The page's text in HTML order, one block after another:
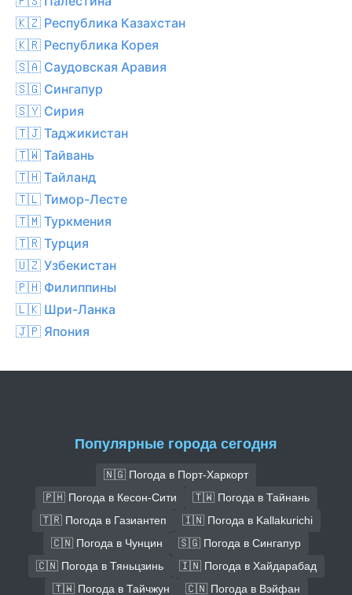
🇰🇿 Республика Казахстан
🇰🇷 Республика Корея
🇸🇦 Саудовская Аравия
🇸🇬 Сингапур
🇸🇾 Сирия
🇹🇯 Таджикистан
🇹🇼 Тайвань
🇹🇭 Тайланд
🇹🇱 Тимор-Лесте
🇹🇲 Туркмения
🇹🇷 Турция
🇺🇿 Узбекистан
🇵🇭 Филиппины
🇱🇰 Шри-Ланка
🇯🇵 Япония
Популярные города сегодня
🇳🇬 Погода в Порт-Харкорт
🇵🇭 Погода в Кесон-Сити
🇹🇼 Погода в Тайнань
🇹🇷 Погода в Газиантеп
🇮🇳 Погода в Kallakurichi
🇨🇳 Погода в Чунцин
🇸🇬 Погода в Сингапур
🇨🇳 Погода в Тяньцзинь
🇮🇳 Погода в Хайдарабад
🇹🇼 Погода в Тайчжун
🇨🇳 Погода в Вэйфан